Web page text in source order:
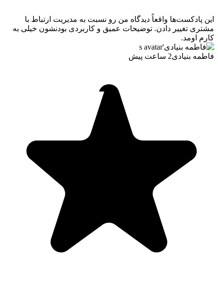
این پادکست‌ها واقعاً دیدگاه من رو نسبت به مدیریت ارتباط با
مشتری تغییر دادن. توضیحات عمیق و کاربردی بودنشون خیلی به
کارم اومد.
فاطمه بنیادی2 ساعت پیش